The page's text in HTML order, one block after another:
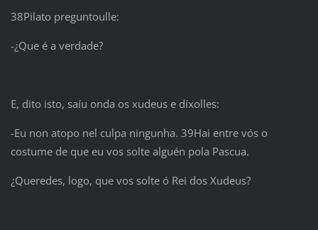
38Pilato preguntoulle:
-¿Que é a verdade?
E, dito isto, saíu onda os xudeus e díxolles:
-Eu non atopo nel culpa ningunha. 39Hai entre vós o
costume de que eu vos solte alguén pola Pascua.
¿Queredes, logo, que vos solte ó Rei dos Xudeus?